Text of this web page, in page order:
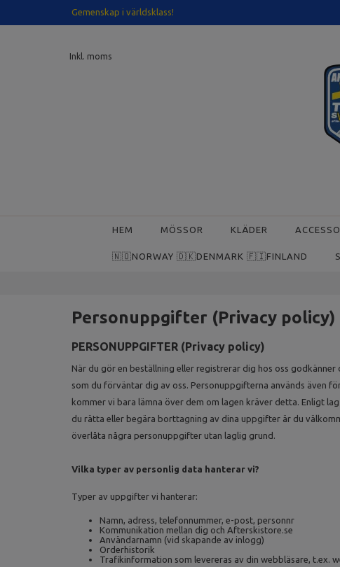
Gemenskap i världsklass!
Inkl. moms
HEM MÖSSOR KLÄDER
🇳🇴NORWAY 🇩🇰DENMARK 🇫🇮FINLAND
Personuppgifter (Privacy policy)
PERSONUPPGIFTER (Privacy policy)
När du gör en beställning eller registrerar dig hos oss
som du förväntar dig av oss. Personuppgifterna används även
kommer vi bara lämna över dem om lagen kräver detta. Enligt
du rätta eller begära borttagning av dina uppgifter är du
överlåta några personuppgifter utan laglig grund.
Vilka typer av personlig data hanterar vi?
Typer av uppgifter vi hanterar:
Namn, adress, telefonnummer, e-post, personnr
Kommunikation mellan dig och Afterskistore.se
Användarnamn (vid skapande av inlogg)
Orderhistorik
Trafikinformation som levereras av din webbläsare, t.ex.